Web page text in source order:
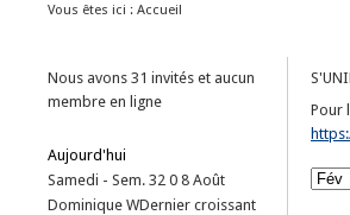
Vous êtes ici : Accueil
Nous avons 31 invités et aucun
membre en ligne
Aujourd'hui
Samedi - Sem. 32 0 8 Août
Dominique WDernier croissant
Pour